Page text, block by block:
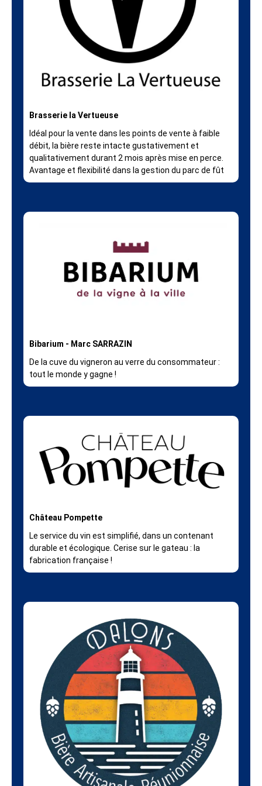
Brasserie la Vertueuse
Idéal pour la vente dans les points de vente à faible
débit, la bière reste intacte gustativement et
qualitativement durant 2 mois après mise en perce.
Avantage et flexibilité dans la gestion du parc de fût
Bibarium - Marc SARRAZIN
De la cuve du vigneron au verre du consommateur :
tout le monde y gagne !
Château Pompette
Le service du vin est simplifié, dans un contenant
durable et écologique. Cerise sur le gateau : la
fabrication française !